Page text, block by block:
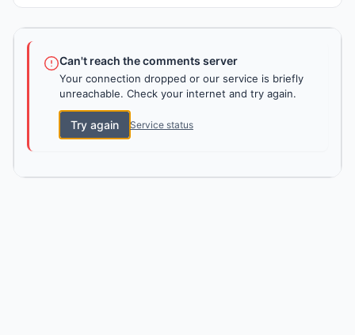
Can't reach the comments server
Your connection dropped or our service is briefly
unreachable. Check your internet and try again.
Try again Service status